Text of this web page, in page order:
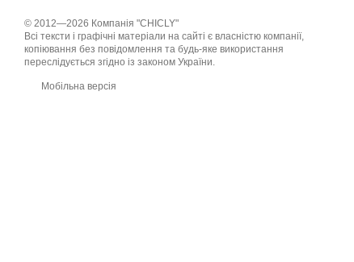
© 2012—2026 Компанія "CHICLY"
Всі тексти і графічні матеріали на сайті є власністю компанії,
копіювання без повідомлення та будь-яке використання
переслідується згідно із законом України.
Мобільна версія